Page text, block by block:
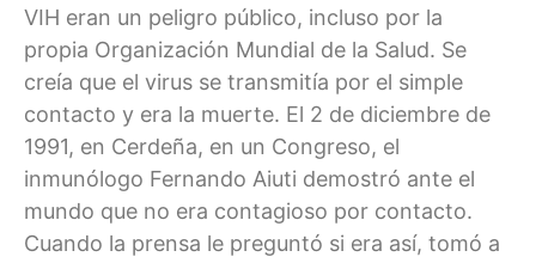
VIH eran un peligro público, incluso por la
propia Organización Mundial de la Salud. Se
creía que el virus se transmitía por el simple
contacto y era la muerte. El 2 de diciembre de
1991, en Cerdeña, en un Congreso, el
inmunólogo Fernando Aiuti demostró ante el
mundo que no era contagioso por contacto.
Cuando la prensa le preguntó si era así, tomó a